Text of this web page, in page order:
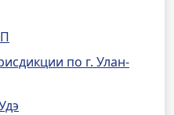
по г. Улан-